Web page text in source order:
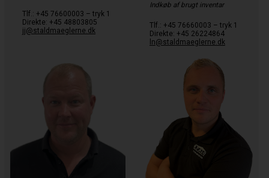
Tlf.: +45 76600003 – tryk 1
Direkte: +45 48803805
jj@staldmaeglerne.dk
Indkøb af brugt inventar
Tlf.: +45 76660003 – tryk 1
Direkte: +45 26224864
ln@staldmaeglerne.dk